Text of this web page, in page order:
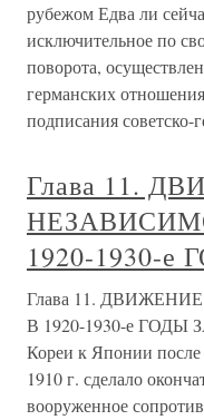
рубежом Едва ли
исключительное по
поворота,
германских
подписания советско-
Глава 11.
1920-1930-
Глава 11.
В 1920-1930-е ГОДЫ
Кореи к Японии после
1910 г. сделало
вооруженное